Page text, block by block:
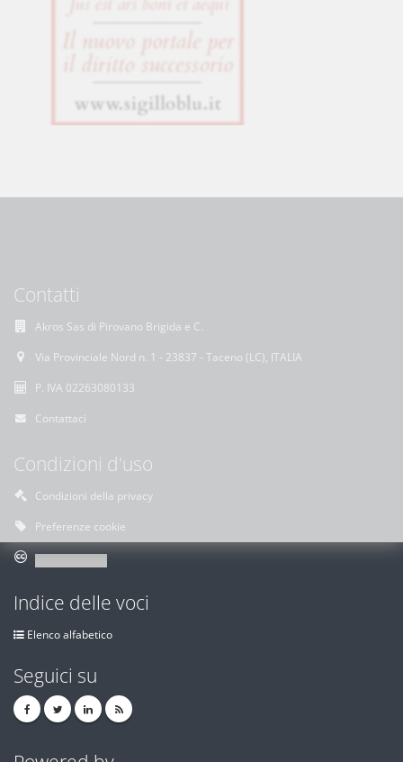
Contatti
Akros Sas di Pirovano Brigida e C.
Via Provinciale Nord n. 1 - 23837 - Taceno (LC), ITALIA
P. IVA 02263080133
Contattaci
Condizioni d'uso
Condizioni della privacy
Preferenze cookie
Indice delle voci
Elenco alfabetico
Seguici su